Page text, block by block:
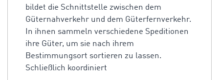
bildet die Schnittstelle zwischen dem
Güternahverkehr und dem Güterfernverkehr.
In ihnen sammeln verschiedene Speditionen
ihre Güter, um sie nach ihrem
Bestimmungsort sortieren zu lassen.
Schließlich koordiniert